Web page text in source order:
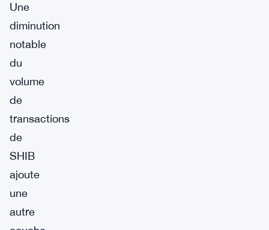
Une
diminution
notable
du
volume
de
transactions
de
SHIB
ajoute
une
autre